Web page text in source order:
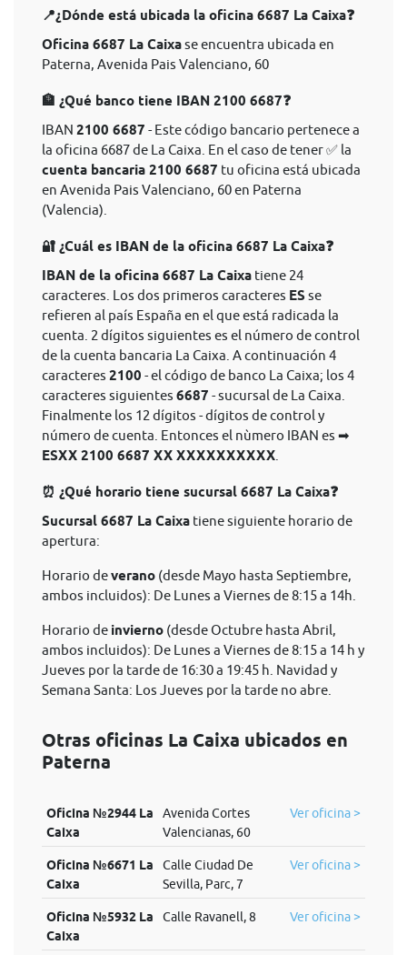
📍¿Dónde está ubicada la oficina 6687 La Caixa❓
Oficina 6687 La Caixase encuentra ubicada en
Paterna, Avenida Pais Valenciano, 60
🏦 ¿Qué banco tiene IBAN 2100 6687❓
IBAN 2100 6687 - Este código bancario pertenece a
la oficina 6687 de La Caixa. En el caso de tener ✅ la
cuenta bancaria 2100 6687 tu oficina está ubicada
en Avenida Pais Valenciano, 60 en Paterna
(Valencia).
🔐 ¿Cuál es IBAN de la oficina 6687 La Caixa❓
IBAN de la oficina 6687 La Caixa tiene 24
caracteres. Los dos primeros caracteres ES se
refieren al país España en el que está radicada la
cuenta. 2 dígitos siguientes es el número de control
de la cuenta bancaria La Caixa. A continuación 4
caracteres 2100 - el código de banco La Caixa; los 4
caracteres siguientes 6687 - sucursal de La Caixa.
Finalmente los 12 dígitos - dígitos de control y
número de cuenta. Entonces el nùmero IBAN es ➡
ESXX 2100 6687 XX XXXXXXXXXX
⏰ ¿Qué horario tiene sucursal 6687 La Caixa❓
Sucursal 6687 La Caixa tiene siguiente horario de
apertura:
Horario deverano (desde Mayo hasta Septiembre,
ambos incluidos): De Lunes a Viernes de 8:15 a 14h.
Horario de invierno (desde Octubre hasta Abril,
ambos incluidos): De Lunes a Viernes de 8:15 a 14 h y
Jueves por la tarde de 16:30 a 19:45 h. Navidad y
Semana Santa: Los Jueves por la tarde no abre.
Otras oficinas La Caixa ubicados en
Paterna
Oficina №2944 La
Caixa
Avenida Cortes
Valencianas, 60
Ver oficina >
Oficina №6671 La
Caixa
Calle Ciudad De
Sevilla, Parc, 7
Ver oficina >
Oficina №5932 La
Caixa
Calle Ravanell, 8 Ver oficina >